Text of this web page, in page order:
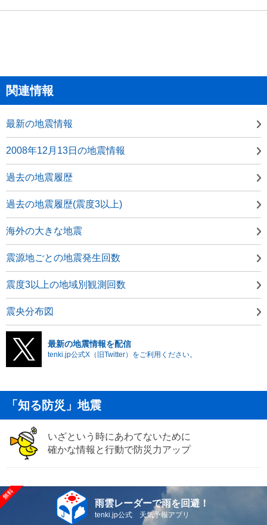
関連情報
最新の地震情報
2008年12月13日の地震情報
過去の地震履歴
過去の地震履歴(震度3以上)
海外の大きな地震
震源地ごとの地震発生回数
震度3以上の地域別観測回数
震央分布図
最新の地震情報を配信
tenki.jp公式X（旧Twitter）をご利用ください。
「知る防災」地震
いざという時にあわてないために
確かな情報と行動で防災力アップ
雨雲レーダーで雨を回避！
tenki.jp公式 天気予報アプリ